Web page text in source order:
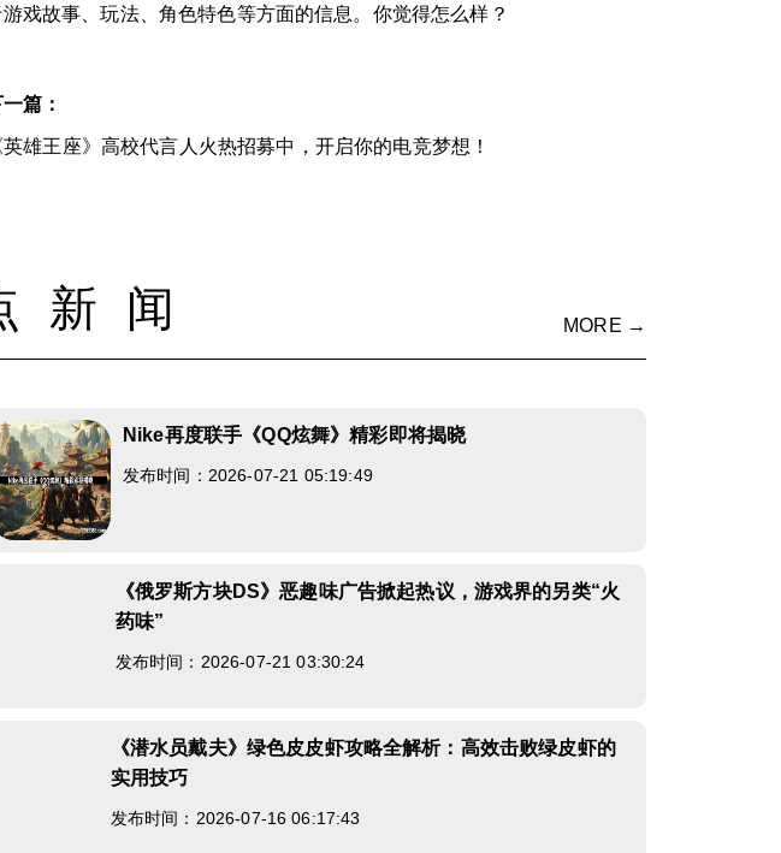
戏故事、玩法、角色特色等方面的信息。你觉得怎么样？
篇：
英雄王座》高校代言人火热招募中，开启你的电竞梦想！
新闻 MORE →
Nike再度联手《QQ炫舞》精彩即将揭晓
发布时间：2026-07-21 05:19:49
《俄罗斯方块DS》恶趣味广告掀起热议，游戏界的另类“火
药味”
发布时间：2026-07-21 03:30:24
《潜水员戴夫》绿色皮皮虾攻略全解析：高效击败绿皮虾的
实用技巧
发布时间：2026-07-16 06:17:43